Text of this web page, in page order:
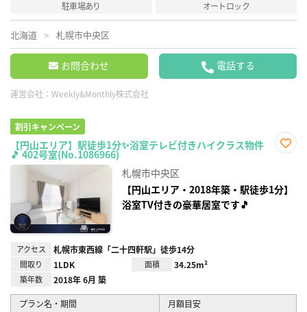
駐車場あり オートロック
北海道 札幌市中央区
お問合わせ 電話する
運営会社： Weekly&Monthly株式会社
割引キャンペーン
【円山エリア】駅徒歩1分✨浴室テレビ付きハイクラス物件
🎵 402号室(No.1086966)
録
札幌市中央区
【円山エリア・2018年築・駅徒歩1分】
浴室TV付きの豪華居室です🎵
アクセス 札幌市東西線「二十四軒駅」徒歩14分
間取り 1LDK 面積 34.25m²
築年数 2018年 6月 築
プラン名・期間
月額目安